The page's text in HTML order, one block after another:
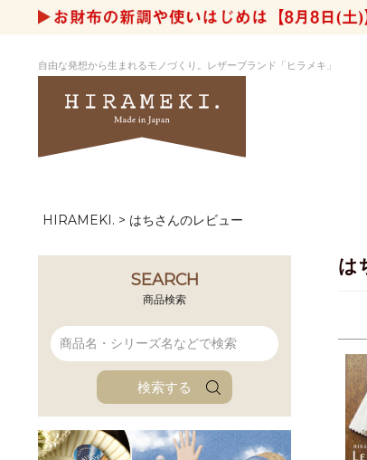
自由な発想から生まれるモノづくり。レザーブランド「ヒラメキ」
バッグ
シーナ
ブルーアート
アーキライン
イタリ
ローダ アート
ラフヴィンテージ キャンバ
ハレノヒプロジェクト
ナル
さが
HIRAMEKI. はちさんのレビュー
SEARCH
商品検索
検索する
は